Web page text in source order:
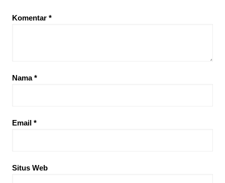
Komentar *
Nama*
Email *
Situs Web